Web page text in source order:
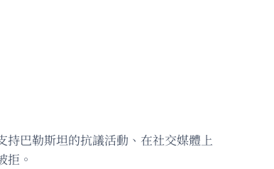
巴勒斯坦的抗議活動、在社交媒體上
拒。